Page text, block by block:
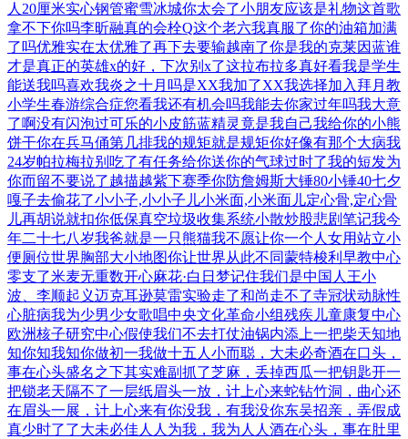
人 20厘米实心钢管蜜雪冰城你太会了小朋友应该是礼物这首歌
拿不下你吗李昕融真的会栓Q这个老六我真服了你的油箱加满
了吗优雅实在太优雅了再下去要输越南了你是我的克莱因蓝谁
才是真正的英雄x的好，下次别x了这拉布拉多真好看我是学生
能送我吗喜欢我炎之十月吗是XX我加了XX我选择加入拜月教
小学生春游综合症您看我还有机会吗我能去你家过年吗我大意
了啊没有闪泡过可乐的小皮筋蓝精灵竟是我自己我给你的小熊
饼干你在兵马俑第几排我的规矩就是规矩你好像有那个大病我
24岁帕拉梅拉别吃了有任务给你送你的气球过时了我的短发为
你而留不要说了越描越紫下赛季你防詹姆斯大锤80小锤40七夕
嘎子去偷花了小小子,小小子儿小米面,小米面儿定心骨,定心骨
儿再胡说就扣你低保真空垃圾收集系统小散炒股悲剧笔记我今
年二十七八岁我爸就是一只熊猫我不愿让你一个人 女用站立小
便厕位世界胸部大小地图你让世界从此不同蒙特梭利早教中心
零支了米麦无重数开心麻花·白日梦记住我们是中国人 王小
波、李顺起义迈克耳逊莫雷实验走了和尚走不了寺冠状动脉性
心脏病我为少男少女歌唱中央文化革命小组残疾儿童康复中心
欧洲核子研究中心假使我们不去打仗油锅内添上一把柴天知地
知你知我知你做初一我做十五 人小而聪，大未必奇酒在口头，
事在心头盛名之下其实难副 抓了芝麻，丢掉西瓜一把钥匙开一
把锁老天隔不了一层纸眉头一放，计上心来蛇钻竹洞，曲心还
在眉头一展，计上心来有你没我，有我没你东吴招亲，弄假成
真少时了了大未必佳人人为我，我为人人 酒在心头，事在肚里